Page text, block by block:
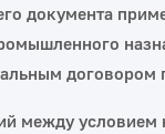
документа
между